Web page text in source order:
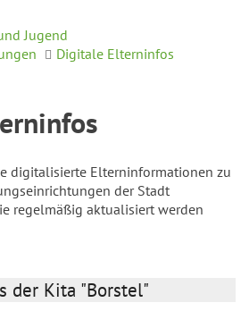
Jugend
Digitale Elterninfos
digitalisierte Elterninformationen zu
der Stadt
regelmäßig aktualisiert werden
der Kita "Borstel"